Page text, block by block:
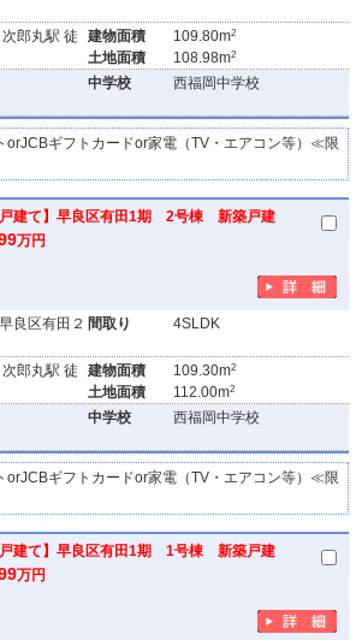
郎丸駅 徒
建物面積
土地面積
109.80m2
108.98m2
中学校 西福岡中学校
orJCBギフトカードor家電（TV・エアコン等）≪限
戸建て】早良区有田1期 2号棟 新築戸建
万円
良区有田２ 間取り 4SLDK
郎丸駅 徒
建物面積
土地面積
109.30m2
112.00m2
中学校 西福岡中学校
orJCBギフトカードor家電（TV・エアコン等）≪限
戸建て】早良区有田1期 1号棟 新築戸建
万円